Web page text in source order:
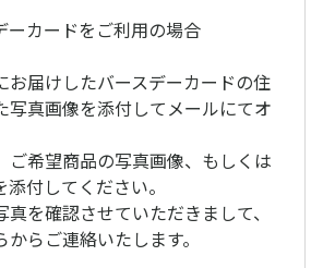
カードをご利用の場合
お届けしたバースデーカードの住
写真画像を添付してメールにてオ
ご希望商品の写真画像、もしくは
付してください。
真を確認させていただきまして、
らご連絡いたします。